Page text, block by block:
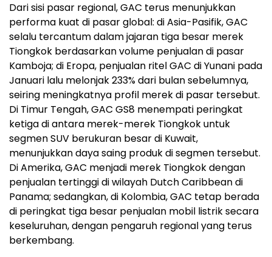
Dari sisi pasar regional, GAC terus menunjukkan
performa kuat di pasar global: di Asia-Pasifik, GAC
selalu tercantum dalam jajaran tiga besar merek
Tiongkok berdasarkan volume penjualan di pasar
Kamboja; di Eropa, penjualan ritel GAC di Yunani pada
Januari lalu melonjak 233% dari bulan sebelumnya,
seiring meningkatnya profil merek di pasar tersebut.
Di Timur Tengah, GAC GS8 menempati peringkat
ketiga di antara merek-merek Tiongkok untuk
segmen SUV berukuran besar di Kuwait,
menunjukkan daya saing produk di segmen tersebut.
Di Amerika, GAC menjadi merek Tiongkok dengan
penjualan tertinggi di wilayah Dutch Caribbean di
Panama; sedangkan, di Kolombia, GAC tetap berada
di peringkat tiga besar penjualan mobil listrik secara
keseluruhan, dengan pengaruh regional yang terus
berkembang.